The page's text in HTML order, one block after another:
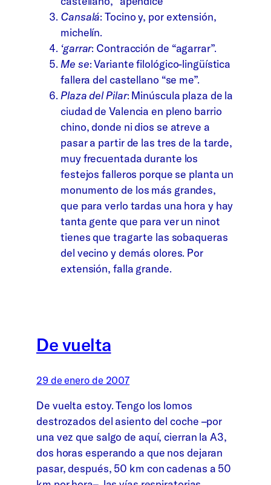
Cansalá: Tocino y, por extensión,
michelín.
‘garrar: Contracción de “agarrar”.
Me se: Variante filológico-lingüística
fallera del castellano “se me”.
Plaza del Pilar: Minúscula plaza de la
ciudad de Valencia en pleno barrio
chino, donde ni dios se atreve a
pasar a partir de las tres de la tarde,
muy frecuentada durante los
festejos falleros porque se planta un
monumento de los más grandes,
que para verlo tardas una hora y hay
tanta gente que para ver un ninot
tienes que tragarte las sobaqueras
del vecino y demás olores. Por
extensión, falla grande.
De vuelta
29 de enero de 2007
De vuelta estoy. Tengo los lomos
destrozados del asiento del coche –por
una vez que salgo de aquí, cierran la A3,
dos horas esperando a que nos dejaran
pasar, después, 50 km con cadenas a 50